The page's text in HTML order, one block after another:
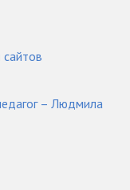
– Людмила